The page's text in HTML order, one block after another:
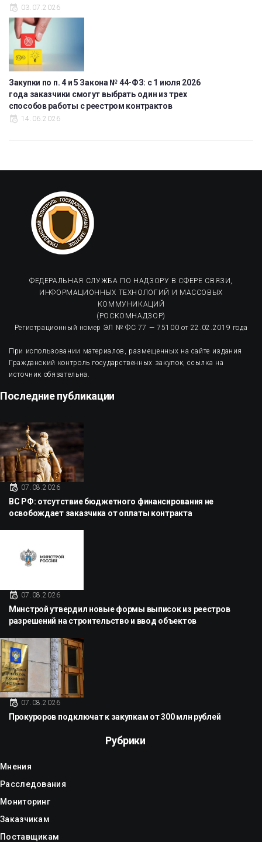
03.07.2026
Закупки по п. 4 и 5 Закона № 44-ФЗ: с 1 июля 2026
года заказчики смогут выбрать один из трех
способов работы с реестром контрактов
14.06.2026
ФЕДЕРАЛЬНАЯ СЛУЖБА ПО НАДЗОРУ В СФЕРЕ СВЯЗИ,
ИНФОРМАЦИОННЫХ ТЕХНОЛОГИЙ И МАССОВЫХ
КОММУНИКАЦИЙ
(РОСКОМНАДЗОР)
Регистрационный номер ЭЛ № ФС 77 — 75100 от 22.02.2019 года
При использовании материалов, размещенных на сайте издания
Гражданский контроль государственных закупок, ссылка на
источник обязательна.
Последние публикации
07.08.2026
ВС РФ: отсутствие бюджетного финансирования не
освобождает заказчика от оплаты контракта
07.08.2026
Минстрой утвердил новые формы выписок из реестров
разрешений на строительство и ввод объектов
07.08.2026
Прокуроров подключат к закупкам от 300 млн рублей
Рубрики
Мнения
Расследования
Мониторинг
Заказчикам
Поставщикам